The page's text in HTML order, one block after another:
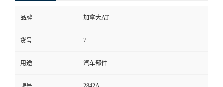
品牌 加拿大AT
货号 7
用途 汽车部件
2842A